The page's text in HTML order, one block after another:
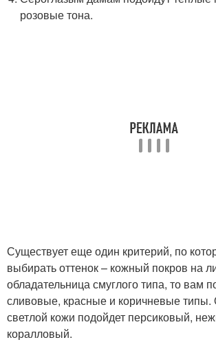
розовые тона.
Существует еще один критерий, по
выбирать оттенок – кожный покров на
обладательница смуглого типа, то вам
сливовые, красные и коричневые типы.
светлой кожи подойдет персиковый,
коралловый.